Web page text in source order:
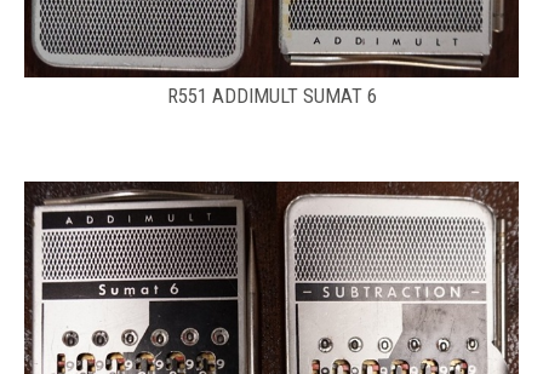
R551 ADDIMULT SUMAT 6